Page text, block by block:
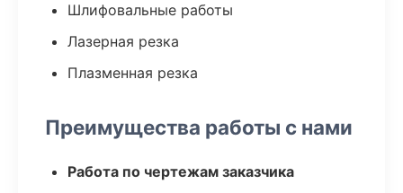
Шлифовальные работы
Лазерная резка
Плазменная резка
Преимущества работы с нами
Работа по чертежам заказчика